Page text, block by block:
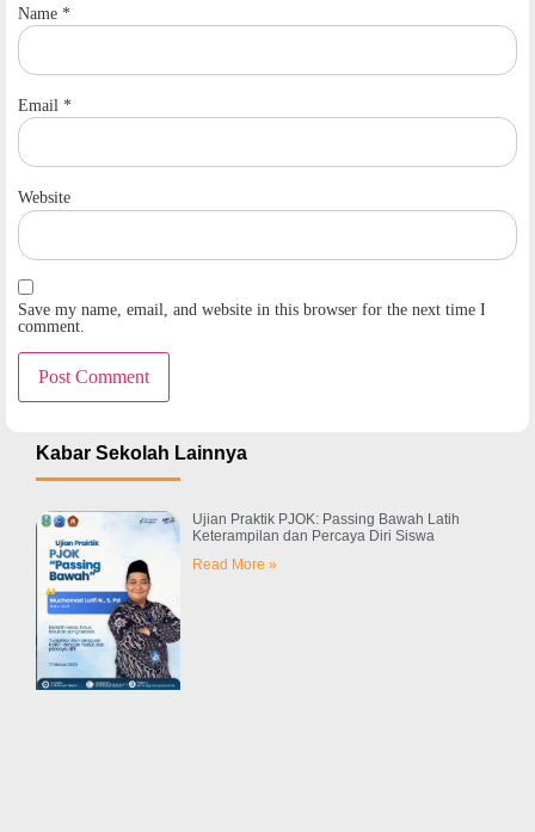
Name *
Email *
Website
Save my name, email, and website in this browser for the next time I
comment.
Kabar Sekolah Lainnya
Ujian Praktik PJOK: Passing Bawah Latih
Keterampilan dan Percaya Diri Siswa
Read More »